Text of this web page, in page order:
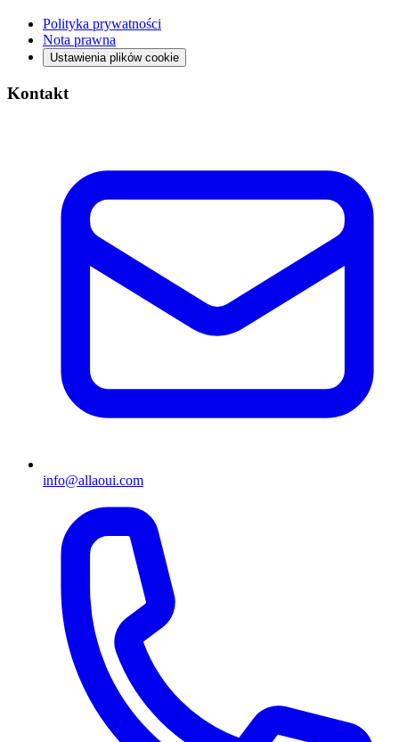
Polityka prywatności
Nota prawna
Ustawienia plików cookie
Kontakt
info@allaoui.com